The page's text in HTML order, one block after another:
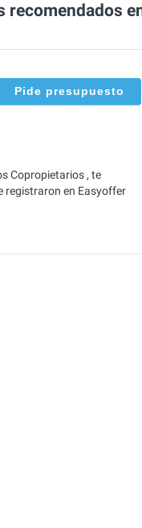
recomendados
Pide presupuesto
Copropietarios , te
registraron en Easyoffer